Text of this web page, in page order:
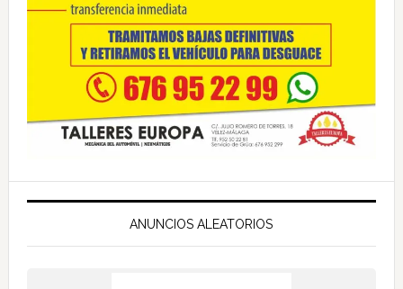
ANUNCIOS ALEATORIOS